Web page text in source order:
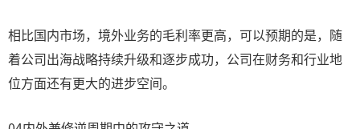
相比国内市场，境外业务的毛利率更高，可以预期的是，随
着公司出海战略持续升级和逐步成功，公司在财务和行业地
位方面还有更大的进步空间。